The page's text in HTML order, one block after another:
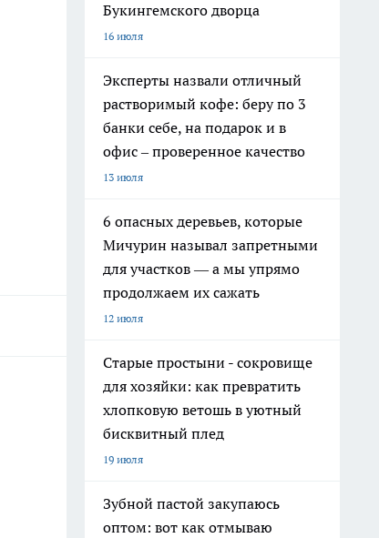
Букингемского дворца
16 июля
Эксперты назвали отличный
растворимый кофе: беру по 3
банки себе, на подарок и в
офис – проверенное качество
13 июля
6 опасных деревьев, которые
Мичурин называл запретными
для участков — а мы упрямо
продолжаем их сажать
12 июля
Старые простыни - сокровище
для хозяйки: как превратить
хлопковую ветошь в уютный
бисквитный плед
19 июля
Зубной пастой закупаюсь
оптом: вот как отмываю